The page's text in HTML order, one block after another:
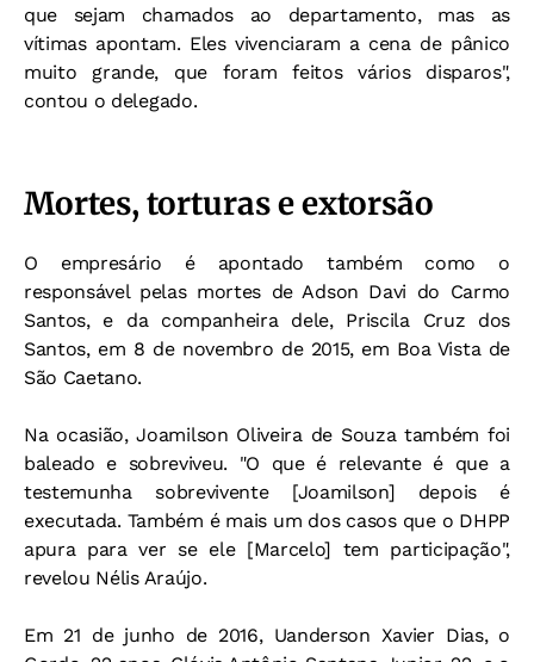
que sejam chamados ao departamento, mas as
vítimas apontam. Eles vivenciaram a cena de pânico
muito grande, que foram feitos vários disparos",
contou o delegado.
Mortes, torturas e extorsão
O empresário é apontado também como o
responsável pelas mortes de Adson Davi do Carmo
Santos, e da companheira dele, Priscila Cruz dos
Santos, em 8 de novembro de 2015, em Boa Vista de
São Caetano.
Na ocasião, Joamilson Oliveira de Souza também foi
baleado e sobreviveu. "O que é relevante é que a
testemunha sobrevivente [Joamilson] depois é
executada. Também é mais um dos casos que o DHPP
apura para ver se ele [Marcelo] tem participação",
revelou Nélis Araújo.
Em 21 de junho de 2016, Uanderson Xavier Dias, o